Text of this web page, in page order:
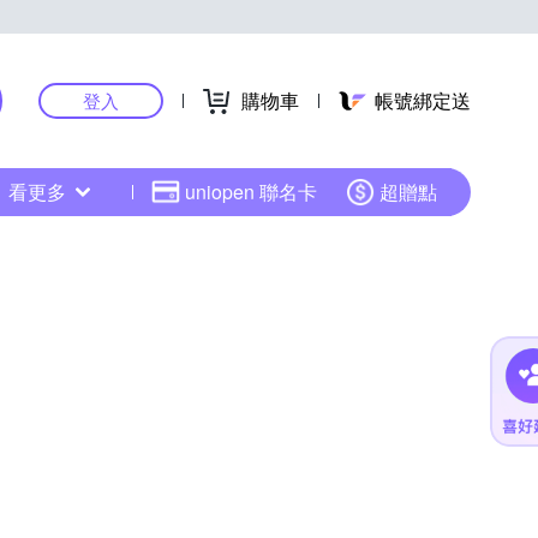
登入 購物車 帳號綁定送
看更多 uniopen 聯名卡 超贈點